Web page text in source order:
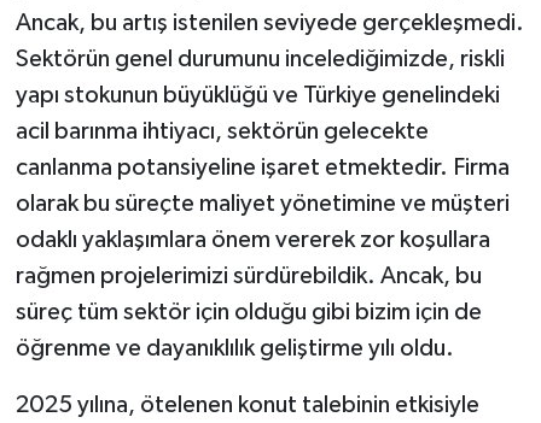
Ancak, bu artış istenilen seviyede gerçekleşmedi.
Sektörün genel durumunu incelediğimizde, riskli
yapı stokunun büyüklüğü ve Türkiye genelindeki
acil barınma ihtiyacı, sektörün gelecekte
canlanma potansiyeline işaret etmektedir. Firma
olarak bu süreçte maliyet yönetimine ve müşteri
odaklı yaklaşımlara önem vererek zor koşullara
rağmen projelerimizi sürdürebildik. Ancak, bu
süreç tüm sektör için olduğu gibi bizim için de
öğrenme ve dayanıklılık geliştirme yılı oldu.
2025 yılına, ötelenen konut talebinin etkisiyle